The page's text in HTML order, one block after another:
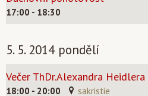
17:00 - 18:30
5. 5. 2014 pondělí
Večer ThDr.Alexandra Heidlera
18:00 - 20:00 sakristie